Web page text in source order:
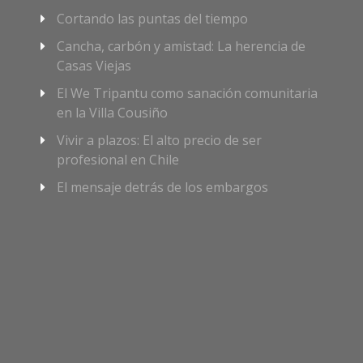
Cortando las puntas del tiempo
Cancha, carbón y amistad: La herencia de
Casas Viejas
El We Tripantu como sanación comunitaria
en la Villa Cousiño
Vivir a plazos: El alto precio de ser
profesional en Chile
El mensaje detrás de los embargos